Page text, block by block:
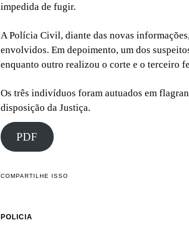
impedida de fugir.
A Polícia Civil, diante das novas
envolvidos. Em depoimento, um dos
enquanto outro realizou o corte e o terceiro
Os três indivíduos foram autuados em
disposição da Justiça.
PDF
COMPARTILHE ISSO
POLICIA